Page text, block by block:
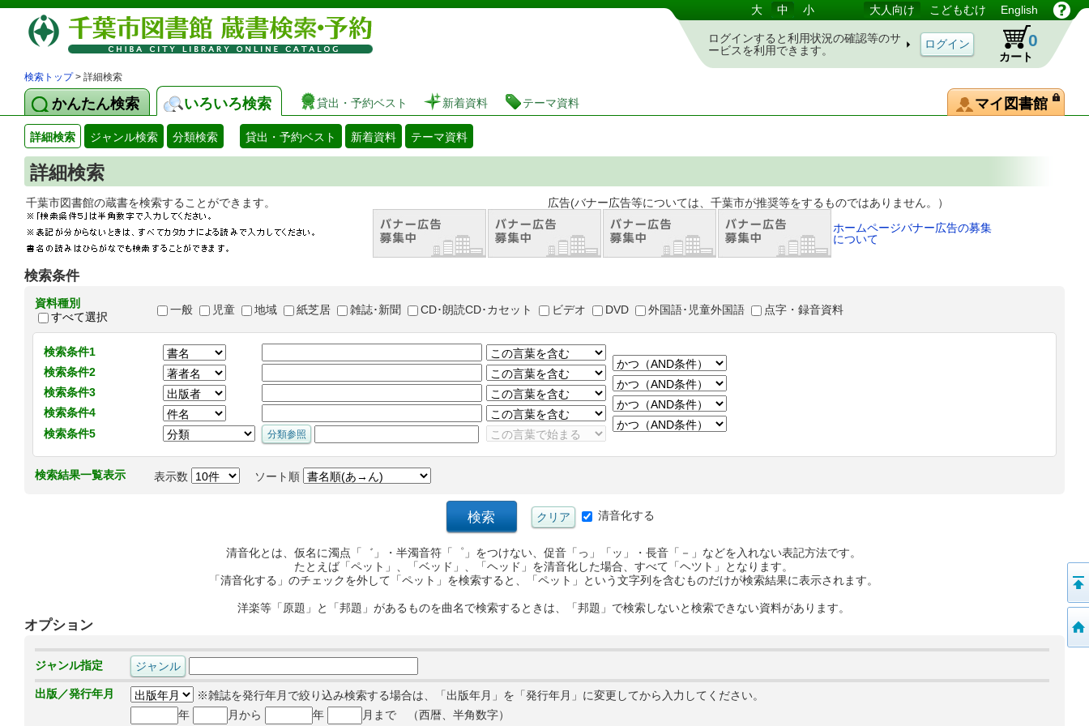
図書館 蔵書検索・予約システム 大 中 小 大人向け こどもむけ English
ログインすると利用状況の確認等のサ
ービスを利用できます。
カート
0
検索トップ> 詳細検索
かんたん検索 いろいろ検索 貸出・予約ベスト 新着資料 テーマ資料 マイ図書館
詳細検索 ジャンル検索 分類検索 貸出・予約ベスト 新着資料 テーマ資料
詳細検索
千葉市図書館の蔵書を検索することができます。 広告(バナー広告等については、千葉市が推奨等をするものではありません。）
ホームページバナー広告の募集
について
検索条件
資料種別
すべて選択
一般 児童 地域 紙芝居 雑誌･新聞 CD･朗読CD･カセット ビデオ DVD 外国語･児童外国語 点字・録音資料
検索条件1
検索条件2
検索条件3
検索条件4
検索条件5
検索結果一覧表示 表示数 ソート順
清音化する
清音化とは、仮名に濁点「゛」・半濁音符「゜」をつけない、促音「っ」「ッ」・長音「－」などを入れない表記方法です。
たとえば「ペット」、「ベッド」、「ヘッド」を清音化した場合、すべて「ヘツト」となります。
「清音化する」のチェックを外して「ペット」を検索すると、「ペット」という文字列を含むものだけが検索結果に表示されます。
洋楽等「原題」と「邦題」があるものを曲名で検索するときは、「邦題」で検索しないと検索できない資料があります。
オプション
ジャンル指定
出版／発行年月
※雑誌を発行年月で絞り込み検索する場合は、「出版年月」を「発行年月」に変更してから入力してください。
年
月から 年 月まで （西暦、半角数字）